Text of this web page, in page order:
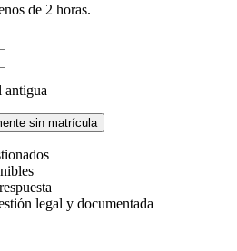
de 2 horas.
antigua
sin matrícula
legal y documentada